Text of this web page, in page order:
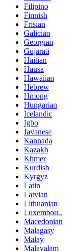
Filipino
Finnish
Frisian
Galician
Georgian
Gujarati
Haitian
Hausa
Hawaiian
Hebrew
Hmong
Hungarian
Icelandic
Igbo
Javanese
Kannada
Kazakh
Khmer
Kurdish
Kyrgyz
Latin
Latvian
Lithuanian
Luxembou..
Macedonian
Malagasy
Malay
Malayalam